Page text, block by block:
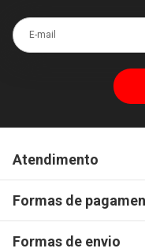
E-mail
Atendimento
Formas de
Formas de envio